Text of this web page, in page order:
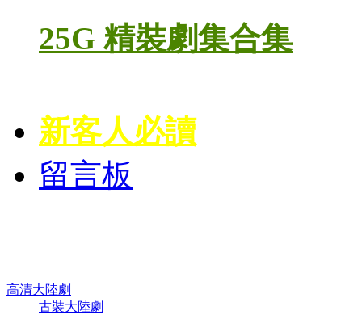
25G 精裝劇集合集
新客人必讀
留言板
高清大陸劇
古裝大陸劇